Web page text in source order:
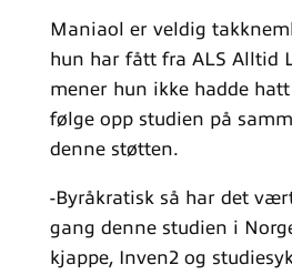
Maniaol er veldig
hun har fått fra ALS Alltid
mener hun ikke hadde
følge opp studien på
denne støtten.
-Byråkratisk så har det
gang denne studien i
kjappe, Inven2 og